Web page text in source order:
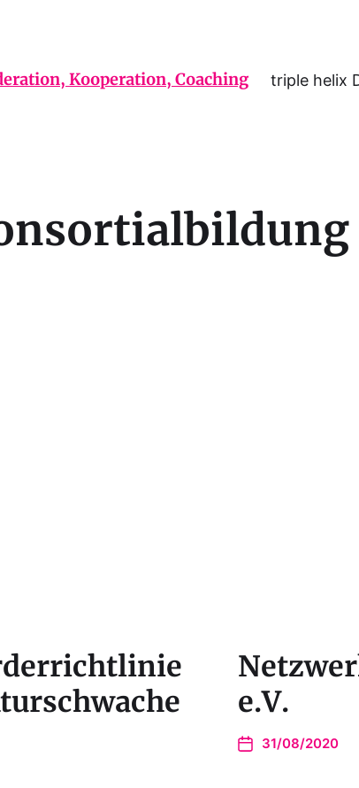
triple helix
e.V.
31/08/2020